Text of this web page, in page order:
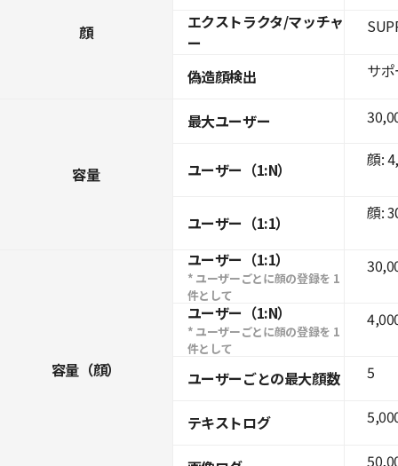
顔
エクストラクタ/マッチャ
ー
偽造顔検出
容量
最大ユーザー
ユーザー（1:N）
ユーザー（1:1）
容量（顔）
ユーザー（1:1）
* ユーザーごとに顔の登録を 1
件として
ユーザー（1:N）
* ユーザーごとに顔の登録を 1
件として
ユーザーごとの最大顔数
テキストログ
サ
顔:
顔:
5